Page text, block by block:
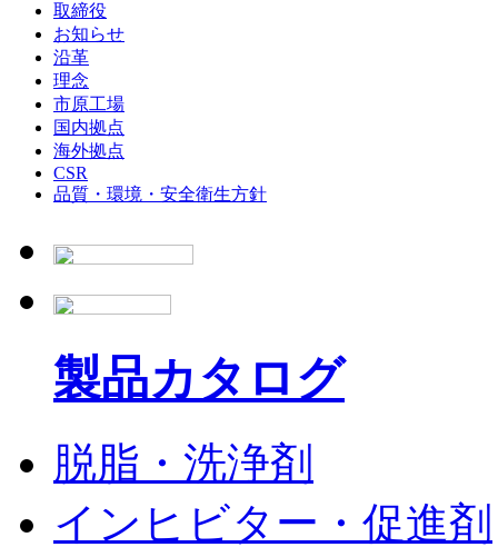
取締役
お知らせ
沿革
理念
市原工場
国内拠点
海外拠点
CSR
品質・環境・安全衛生方針
製品カタログ
脱脂・洗浄剤
インヒビター・促進剤